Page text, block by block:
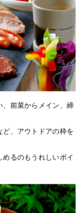
、前菜からメイン、締
ど、アウトドアの枠を
るのもうれしいポイ